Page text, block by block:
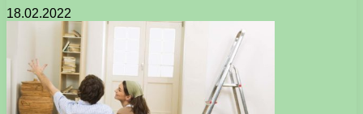
18.02.2022